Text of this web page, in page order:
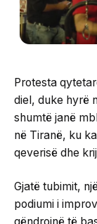
Protesta
diel, duke hyrë
shumtë janë
në Tiranë, ku
qeverisë dhe
Gjatë tubimit,
podiumi i
qëndrojnë të